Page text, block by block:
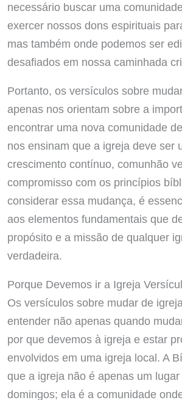
necessário buscar uma
exercer nossos dons espirituais
mas também onde podemos ser
desafiados em nossa caminhada
Portanto, os versículos sobre
apenas nos orientam sobre a
encontrar uma nova comunidade
nos ensinam que a igreja deve ser
crescimento contínuo, comunhão
compromisso com os princípios
considerar essa mudança, é
aos elementos fundamentais que
propósito e a missão de qualquer
verdadeira.
Porque Devemos ir a Igreja
Os versículos sobre mudar de
entender não apenas quando
por que devemos à igreja e estar
envolvidos em uma igreja local. A
que a igreja não é apenas um
domingos; ela é a comunidade